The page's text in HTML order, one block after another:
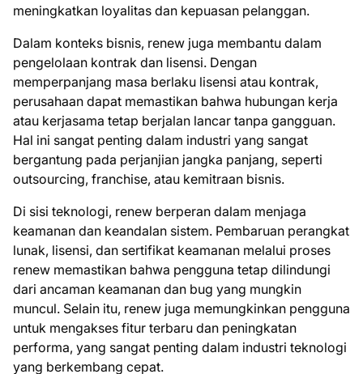
meningkatkan loyalitas dan kepuasan pelanggan.
Dalam konteks bisnis, renew juga membantu dalam
pengelolaan kontrak dan lisensi. Dengan
memperpanjang masa berlaku lisensi atau kontrak,
perusahaan dapat memastikan bahwa hubungan kerja
atau kerjasama tetap berjalan lancar tanpa gangguan.
Hal ini sangat penting dalam industri yang sangat
bergantung pada perjanjian jangka panjang, seperti
outsourcing, franchise, atau kemitraan bisnis.
Di sisi teknologi, renew berperan dalam menjaga
keamanan dan keandalan sistem. Pembaruan perangkat
lunak, lisensi, dan sertifikat keamanan melalui proses
renew memastikan bahwa pengguna tetap dilindungi
dari ancaman keamanan dan bug yang mungkin
muncul. Selain itu, renew juga memungkinkan pengguna
untuk mengakses fitur terbaru dan peningkatan
performa, yang sangat penting dalam industri teknologi
yang berkembang cepat.